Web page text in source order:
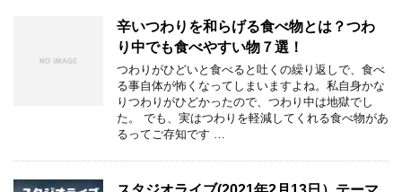
辛いつわりを和らげる食べ物とは？つわ
り中でも食べやすい物７選！
つわりがひどいと食べると吐くの繰り返しで、食べ
る事自体が怖くなってしまいますよね。私自身かな
りつわりがひどかったので、つわり中は地獄でし
た。 でも、実はつわりを軽減してくれる食べ物があ
るってご存知です …